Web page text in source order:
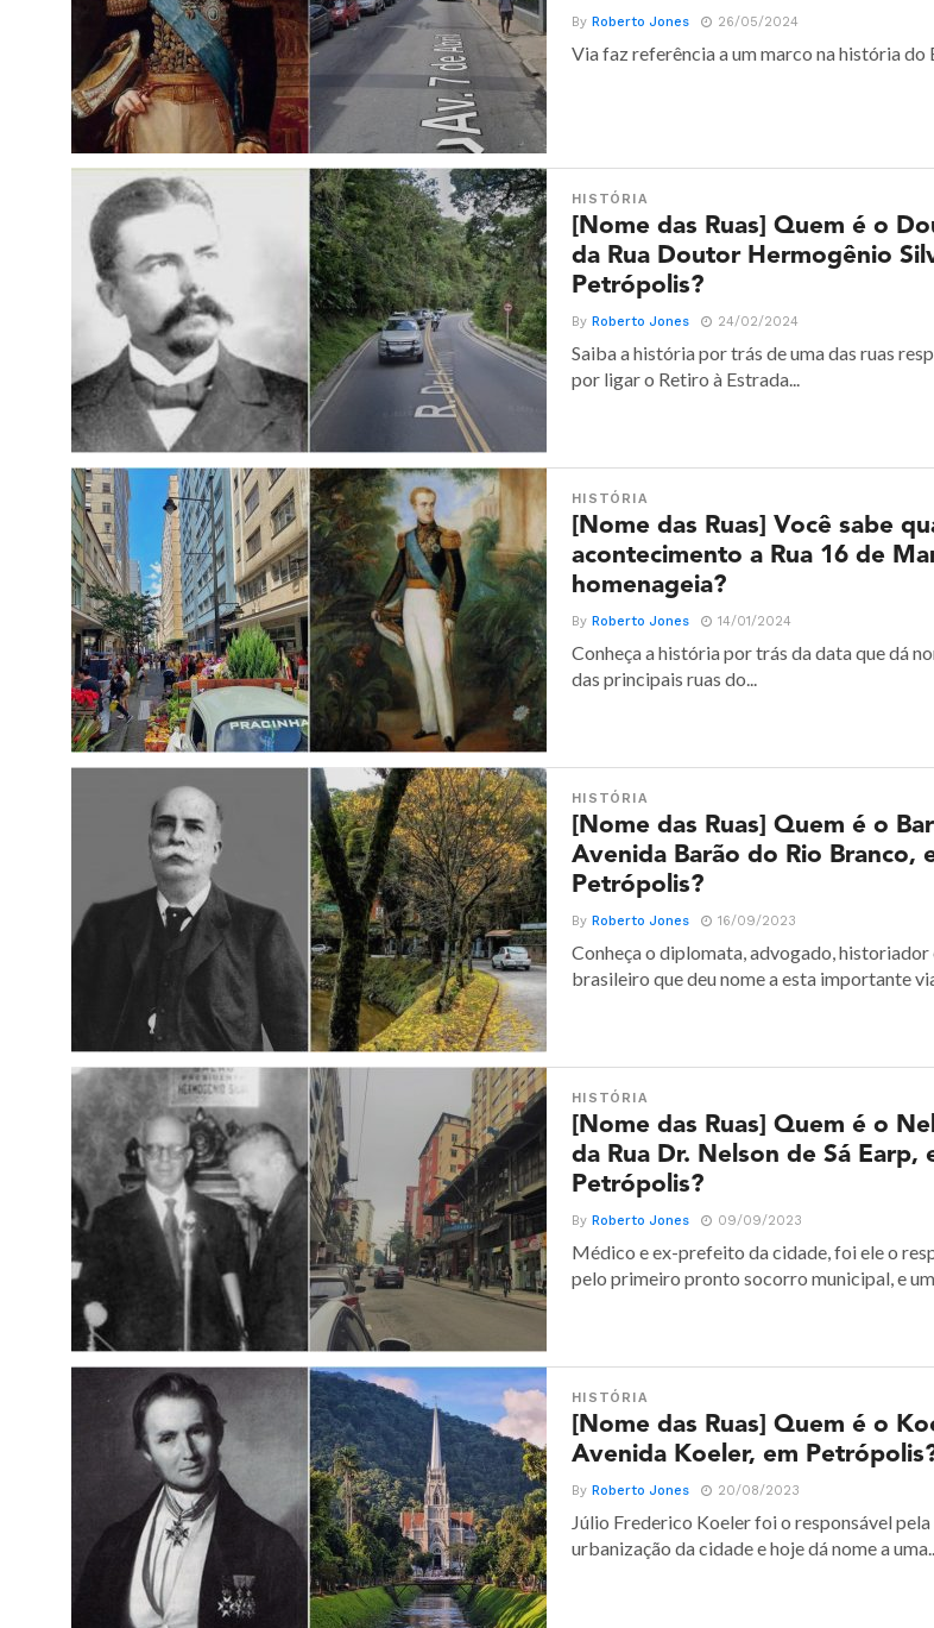
ByRoberto Jones 26/05/2024
Via faz referência a um marco na história do
HISTÓRIA
[Nome das Ruas] Quem é o
da Rua Doutor Hermogênio
Petrópolis?
ByRoberto Jones 24/02/2024
Saiba a história por trás de uma das ruas
por ligar o Retiro à Estrada...
HISTÓRIA
[Nome das Ruas] Você sabe
acontecimento a Rua 16 de
homenageia?
ByRoberto Jones 14/01/2024
Conheça a história por trás da data que dá
das principais ruas do...
HISTÓRIA
[Nome das Ruas] Quem é o
Avenida Barão do Rio Branco,
Petrópolis?
ByRoberto Jones 16/09/2023
Conheça o diplomata, advogado,
brasileiro que deu nome a esta importante
HISTÓRIA
[Nome das Ruas] Quem é o
da Rua Dr. Nelson de Sá Earp,
Petrópolis?
ByRoberto Jones 09/09/2023
Médico e ex-prefeito da cidade, foi ele o
pelo primeiro pronto socorro municipal, e
HISTÓRIA
[Nome das Ruas] Quem é o
Avenida Koeler, em
ByRoberto Jones 20/08/2023
Júlio Frederico Koeler foi o responsável pela
urbanização da cidade e hoje dá nome a